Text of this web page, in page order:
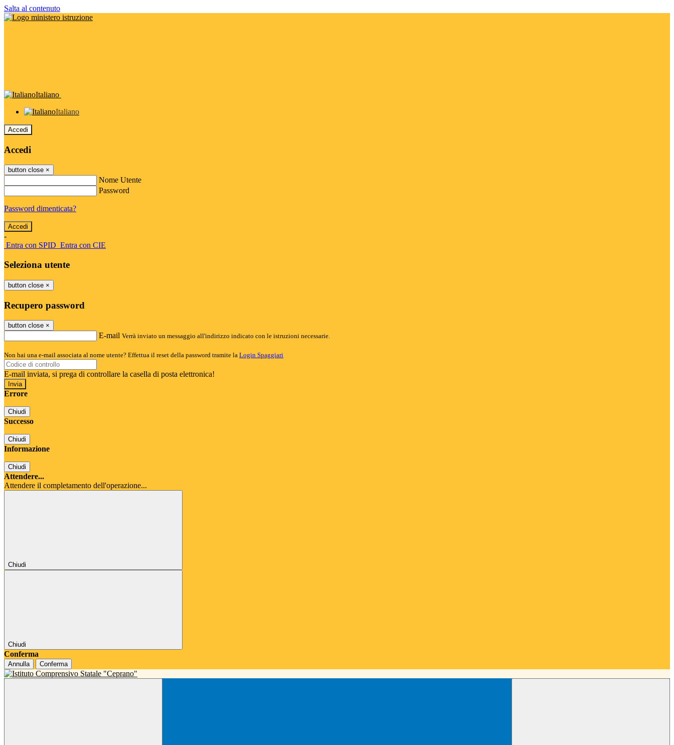
Salta al contenuto
Italiano
Italiano
Accedi
Accedi
button close ×
Nome Utente
Password
Password dimenticata?
-
Entra con SPID Entra con CIE
Seleziona utente
button close ×
Recupero password
button close ×
E-mail Verrà inviato un messaggio all'indirizzo indicato con le istruzioni necessarie.
Non hai una e-mail associata al nome utente? Effettua il reset della password tramite la Login Spaggiari
E-mail inviata, si prega di controllare la casella di posta elettronica!
Errore
Chiudi
Successo
Chiudi
Informazione
Chiudi
Attendere...
Attendere il completamento dell'operazione...
Chiudi
Chiudi
Conferma
Annulla Conferma